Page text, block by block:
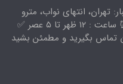
انتهای نواب، مترو
زمزم، خ. خانلو، خ. احمدی ⏰ ساعت : ۱۲ ظهر تا ۵ عصر ✅
تماس بگیرید و مطمئن بشید